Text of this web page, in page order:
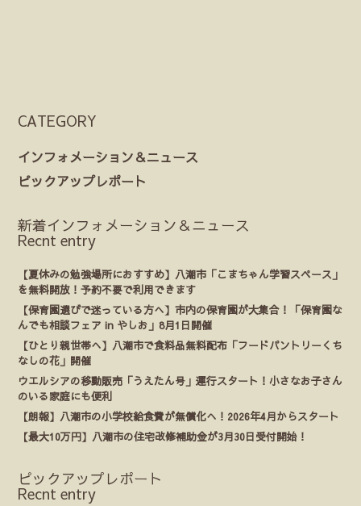
CATEGORY
インフォメーション＆ニュース
ピックアップレポート
新着インフォメーション＆ニュース
Recnt entry
【夏休みの勉強場所におすすめ】八潮市「こまちゃん学習スペース」
を無料開放！予約不要で利用できます
【保育園選びで迷っている方へ】市内の保育園が大集合！「保育園な
んでも相談フェア in やしお」8月1日開催
【ひとり親世帯へ】八潮市で食料品無料配布「フードパントリーくち
なしの花」開催
ウエルシアの移動販売「うえたん号」運行スタート！小さなお子さん
のいる家庭にも便利
【朗報】八潮市の小学校給食費が無償化へ！2026年4月からスタート
【最大10万円】八潮市の住宅改修補助金が3月30日受付開始！
ピックアップレポート
Recnt entry